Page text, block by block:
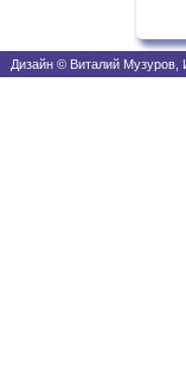
Дизайн © Виталий